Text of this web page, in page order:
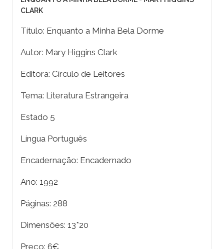
CLARK
Título: Enquanto a Minha Bela Dorme
Autor: Mary Higgins Clark
Editora: Círculo de Leitores
Tema: Literatura Estrangeira
Estado 5
Língua Português
Encadernação: Encadernado
Ano: 1992
Páginas: 288
Dimensões: 13*20
Preço: 6€